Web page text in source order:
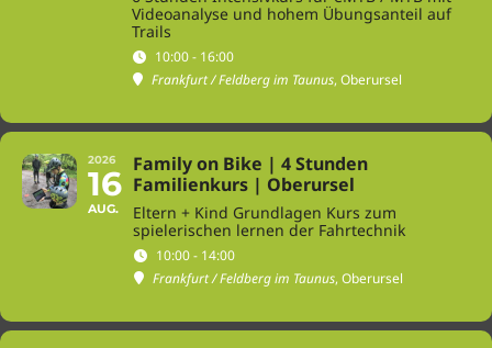
Videoanalyse und hohem Übungsanteil auf
Trails
10:00 - 16:00
Frankfurt / Feldberg im Taunus, Oberursel
2026
16
AUG.
Family on Bike | 4 Stunden
Familienkurs | Oberursel
Eltern + Kind Grundlagen Kurs zum
spielerischen lernen der Fahrtechnik
10:00 - 14:00
Frankfurt / Feldberg im Taunus, Oberursel